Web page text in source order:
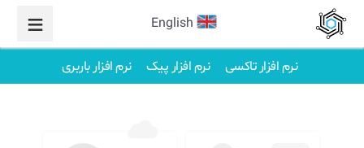
English
نرم افزار تاکسی نرم افزار پیک نرم افزار باربری